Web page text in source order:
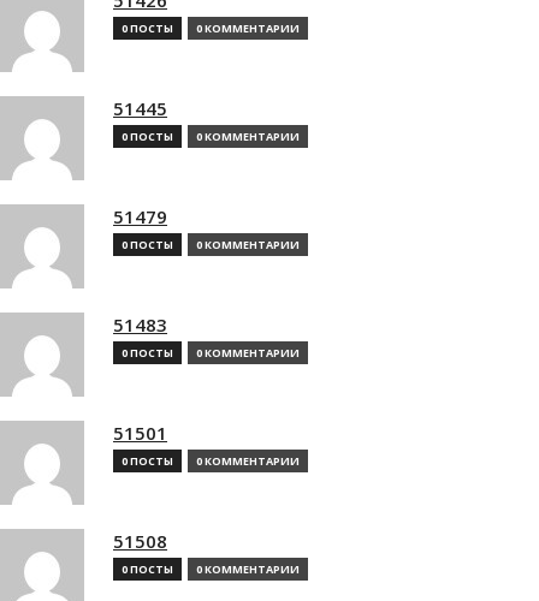
0 ПОСТЫ 0 КОММЕНТАРИИ
51445
0 ПОСТЫ 0 КОММЕНТАРИИ
51479
0 ПОСТЫ 0 КОММЕНТАРИИ
51483
0 ПОСТЫ 0 КОММЕНТАРИИ
51501
0 ПОСТЫ 0 КОММЕНТАРИИ
51508
0 ПОСТЫ 0 КОММЕНТАРИИ